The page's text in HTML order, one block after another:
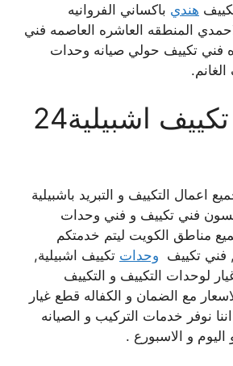
هندي باكساني الفروانيه
المنطقه العاشره العاصمه فني
فني تكييف حولي صيانه وحدات
رقم فني تكييف اشبيلية24
التكييف و التبريد باشبيلية
فني تكييف و فني وحدات
مناطق الكويت ليتم خدمتكم
تكييف وحدات تكييف اشبيلية,
لوحدات التكييف و التكييف
مع الضمان و الكفاله قطع غيار
نوفر خدمات التركيب و الصيانه
و الاسبورع .